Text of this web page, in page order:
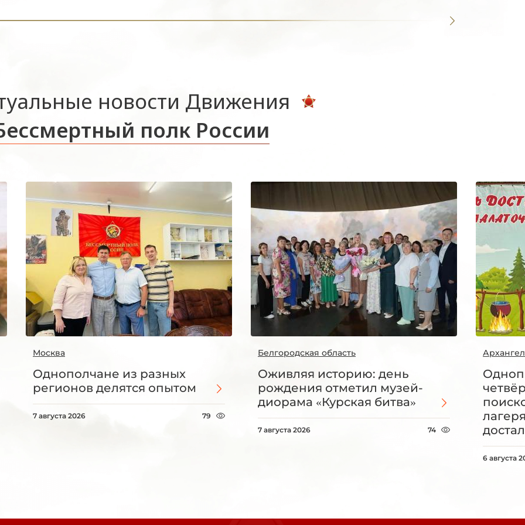
новости Движения
полк России
Москва
Однополчане из разных
регионов делятся опытом
7 августа 2026 79
Белгородская область
Оживляя историю: день
рождения отметил музей-
диорама «Курская битва»
7 августа 2026 74
6 августа